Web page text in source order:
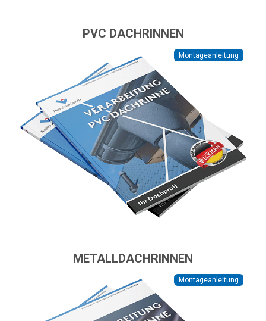
PVC DACHRINNEN
Montageanleitung
METALLDACHRINNEN
Montageanleitung